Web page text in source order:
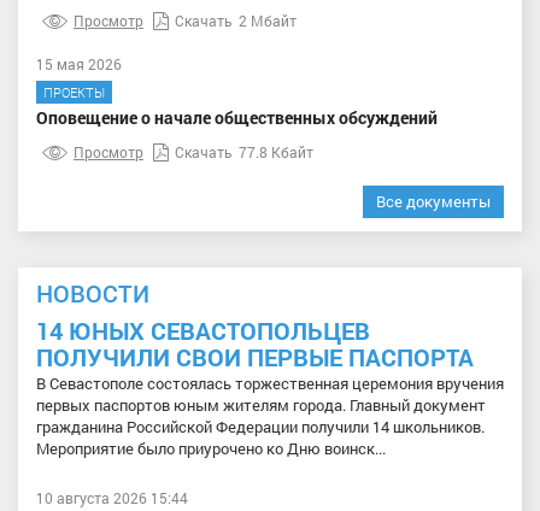
Просмотр Скачать 2 Мбайт
15 мая 2026
ПРОЕКТЫ
Оповещение о начале общественных обсуждений
Просмотр Скачать 77.8 Кбайт
Все документы
НОВОСТИ
14 ЮНЫХ СЕВАСТОПОЛЬЦЕВ
ПОЛУЧИЛИ СВОИ ПЕРВЫЕ ПАСПОРТА
В Севастополе состоялась торжественная церемония вручения
первых паспортов юным жителям города. Главный документ
гражданина Российской Федерации получили 14 школьников.
Мероприятие было приурочено ко Дню воинск...
10 августа 2026 15:44